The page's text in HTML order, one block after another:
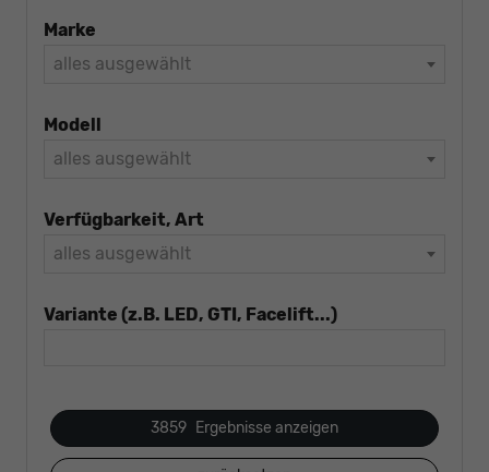
Marke
alles ausgewählt
Modell
alles ausgewählt
Verfügbarkeit, Art
alles ausgewählt
Variante (z.B. LED, GTI, Facelift...)
3859 Ergebnisse anzeigen